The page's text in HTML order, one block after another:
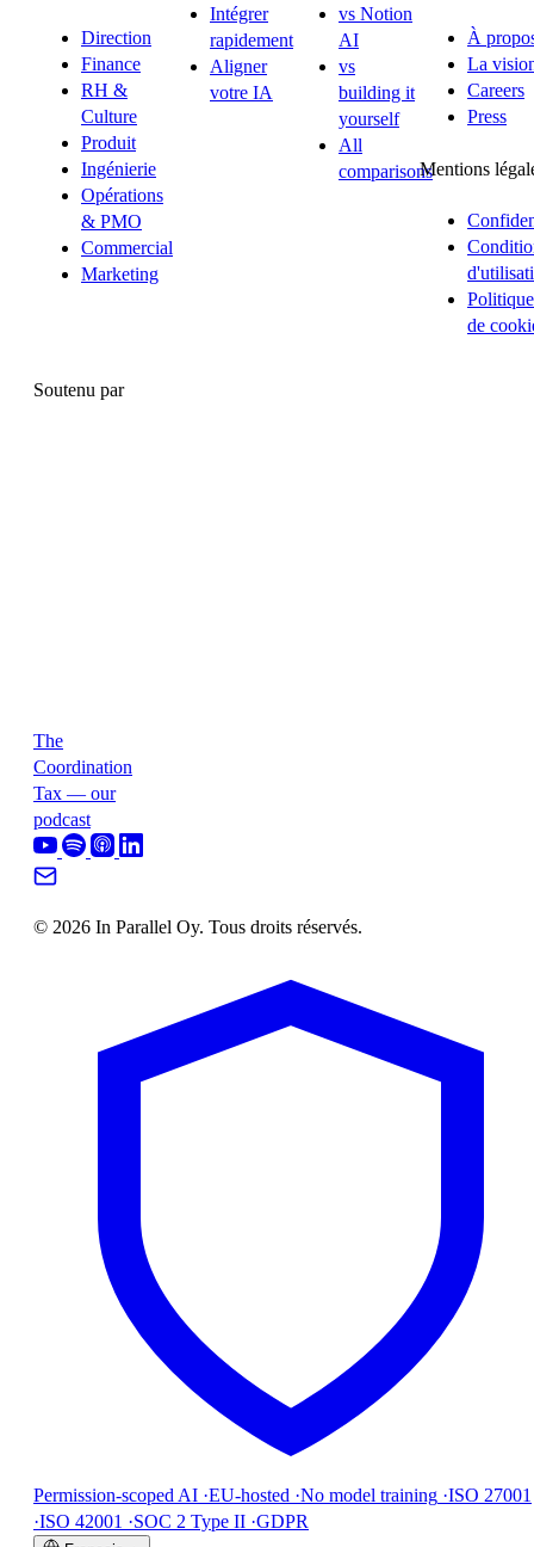
Direction
Finance
RH &
Culture
Produit
Ingénierie
Opérations
& PMO
Commercial
Marketing
Intégrer
rapidement
Aligner
votre IA
vs Notion
AI
vs
building it
yourself
All
comparisons
À
La
Careers
Press
Mentions
Politique
de
Soutenu par
The
Coordination
Tax — our
podcast
© 2026 In Parallel Oy. Tous droits réservés.
Permission-scoped AI ·EU-hosted ·No model training ·ISO 27001
·ISO 42001 ·SOC 2 Type II ·GDPR